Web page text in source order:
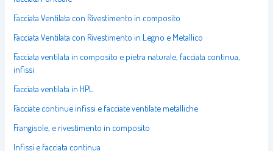
Facciata Ventilata con Rivestimento in composito
Facciata Ventilata con Rivestimento in Legno e Metallico
Facciata ventilata in composito e pietra naturale, facciata continua,
infissi
Facciata ventilata in HPL
Facciate continue infissi e facciate ventilate metalliche
Frangisole, e rivestimento in composito
Infissi e facciata continua